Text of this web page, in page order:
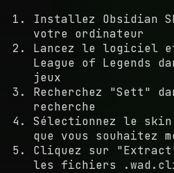
Installez Obsidian
votre ordinateur
Lancez le logiciel
League of Legends
jeux
Recherchez "Sett"
recherche
Sélectionnez le
que vous souhaitez
Cliquez sur
les fichiers